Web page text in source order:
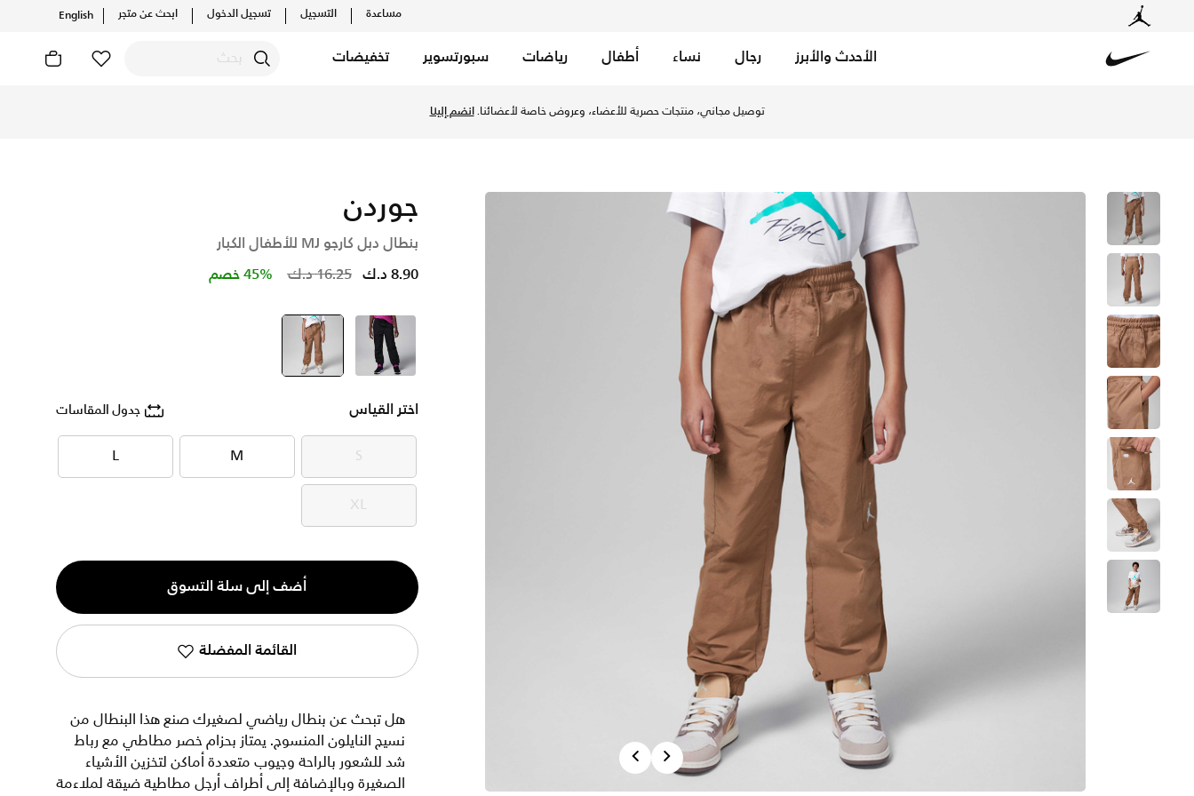
مساعدة التسجيل تسجيل الدخول ابحث عن متجر English
الأحدث والأبرز رجال نساء أطفال رياضات سبورتسوير تخفيضات
توصيل مجاني، منتجات حصرية للأعضاء، وعروض خاصة لأعضائنا.انضم إلينا
PreviousNext
جوردن
بنطال دبل كارجو MJ للأطفال الكبار
Price reduced from
16.25 د.ك to 8.90 د.ك 45% خصم
أسود selected
بنى
اختر القياس جدول المقاسات
S
S
M
M
L
L
XL
XL
الكمية
1
أضف إلى سلة التسوق
القائمة المفضلة
هل تبحث عن بنطال رياضي لصغيرك صنع هذا البنطال من
نسيج النايلون المنسوج. يمتاز بحزام خصر مطاطي مع رباط
شد للشعور بالراحة وجيوب متعددة أماكن لتخزين الأشياء
الصغيرة وبالإضافة إلى أطراف أرجل مطاطية ضيقة لملاءمة